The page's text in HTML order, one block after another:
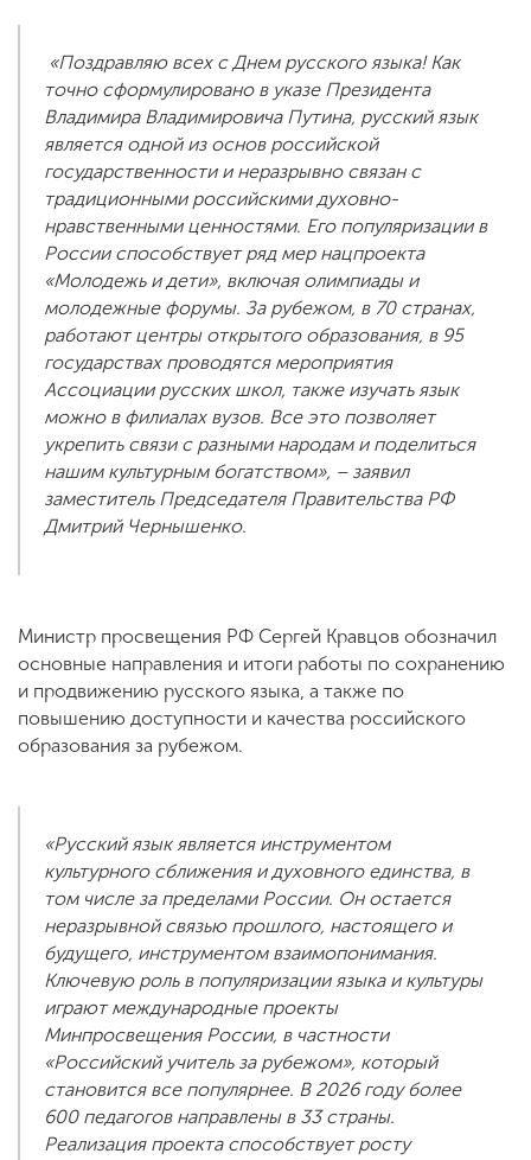
«Поздравляю всех с Днем русского языка! Как
точно сформулировано в указе Президента
Владимира Владимировича Путина, русский язык
является одной из основ российской
государственности и неразрывно связан с
традиционными российскими духовно-
нравственными ценностями. Его популяризации в
России способствует ряд мер нацпроекта
«Молодежь и дети», включая олимпиады и
молодежные форумы. За рубежом, в 70 странах,
работают центры открытого образования, в 95
государствах проводятся мероприятия
Ассоциации русских школ, также изучать язык
можно в филиалах вузов. Все это позволяет
укрепить связи с разными народам и поделиться
нашим культурным богатством», – заявил
заместитель Председателя Правительства РФ
Дмитрий Чернышенко.
Министр просвещения РФ Сергей Кравцов обозначил
основные направления и итоги работы по сохранению
и продвижению русского языка, а также по
повышению доступности и качества российского
образования за рубежом.
«Русский язык является инструментом
культурного сближения и духовного единства, в
том числе за пределами России. Он остается
неразрывной связью прошлого, настоящего и
будущего, инструментом взаимопонимания.
Ключевую роль в популяризации языка и культуры
играют международные проекты
Минпросвещения России, в частности
«Российский учитель за рубежом», который
становится все популярнее. В 2026 году более
600 педагогов направлены в 33 страны.
Реализация проекта способствует росту